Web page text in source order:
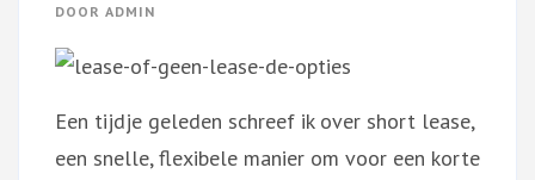
DOOR ADMIN
Een tijdje geleden schreef ik over short lease,
een snelle, flexibele manier om voor een korte